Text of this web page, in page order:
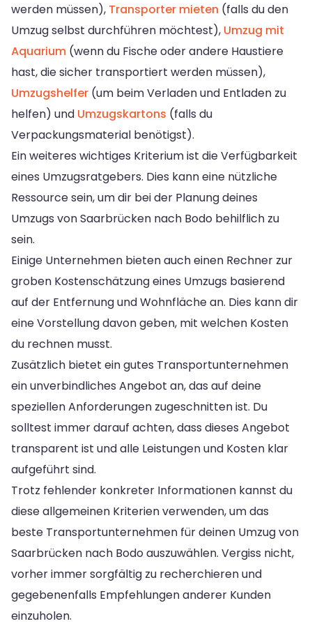
werden müssen), Transporter mieten (falls du den
Umzug selbst durchführen möchtest), Umzug mit
Aquarium (wenn du Fische oder andere Haustiere
hast, die sicher transportiert werden müssen),
Umzugshelfer (um beim Verladen und Entladen zu
helfen) und Umzugskartons (falls du
Verpackungsmaterial benötigst).
Ein weiteres wichtiges Kriterium ist die Verfügbarkeit
eines Umzugsratgebers. Dies kann eine nützliche
Ressource sein, um dir bei der Planung deines
Umzugs von Saarbrücken nach Bodo behilflich zu
sein.
Einige Unternehmen bieten auch einen Rechner zur
groben Kostenschätzung eines Umzugs basierend
auf der Entfernung und Wohnfläche an. Dies kann dir
eine Vorstellung davon geben, mit welchen Kosten
du rechnen musst.
Zusätzlich bietet ein gutes Transportunternehmen
ein unverbindliches Angebot an, das auf deine
speziellen Anforderungen zugeschnitten ist. Du
solltest immer darauf achten, dass dieses Angebot
transparent ist und alle Leistungen und Kosten klar
aufgeführt sind.
Trotz fehlender konkreter Informationen kannst du
diese allgemeinen Kriterien verwenden, um das
beste Transportunternehmen für deinen Umzug von
Saarbrücken nach Bodo auszuwählen. Vergiss nicht,
vorher immer sorgfältig zu recherchieren und
gegebenenfalls Empfehlungen anderer Kunden
einzuholen.